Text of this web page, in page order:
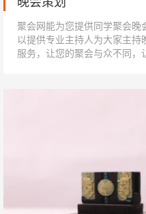
聚会网能为您提供同学聚会晚
以提供专业主持人为大家主
服务，让您的聚会与众不同